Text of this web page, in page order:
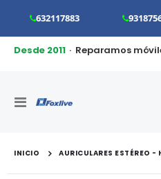
632117883
Desde 2011· Reparamos
Toggle
INICIO AURICULARES ESTÉREO -